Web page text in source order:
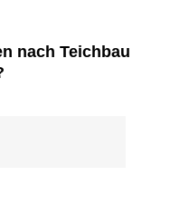
nach Teichbau